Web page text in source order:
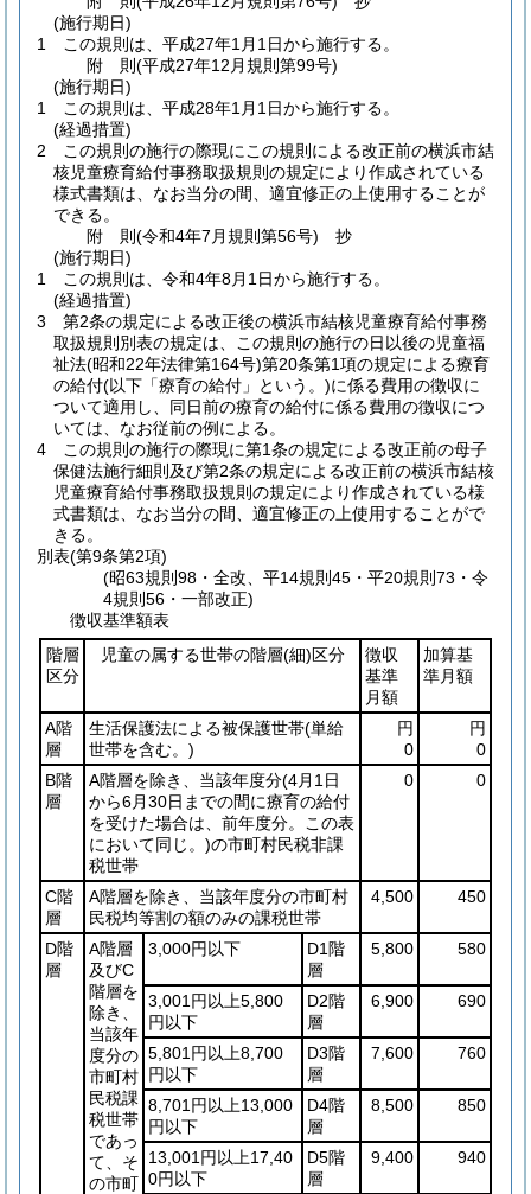
(施行期日)
1
この規則は、平成27年1月1日から施行する。
附 則(平成27年12月規則第99号)
(施行期日)
1
この規則は、平成28年1月1日から施行する。
(経過措置)
2
この規則の施行の際現にこの規則による改正前の横浜市結
核児童療育給付事務取扱規則の規定により作成されている
様式書類は、なお当分の間、適宜修正の上使用することが
できる。
附 則(令和4年7月規則第56号) 抄
(施行期日)
1
この規則は、令和4年8月1日から施行する。
(経過措置)
3
第2条の規定による改正後の横浜市結核児童療育給付事務
取扱規則別表の規定は、この規則の施行の日以後の児童福
祉法(昭和22年法律第164号)第20条第1項の規定による療育
の給付(以下「療育の給付」という。)に係る費用の徴収に
ついて適用し、同日前の療育の給付に係る費用の徴収につ
いては、なお従前の例による。
4
この規則の施行の際現に第1条の規定による改正前の母子
保健法施行細則及び第2条の規定による改正前の横浜市結核
児童療育給付事務取扱規則の規定により作成されている様
式書類は、なお当分の間、適宜修正の上使用することがで
きる。
別表(第9条第2項)
(昭63規則98・全改、平14規則45・平20規則73・令
4規則56・一部改正)
徴収基準額表
階層
区分
児童の属する世帯の階層(細)区分
徴収
基準
月額
加算基
準月額
A階
層
生活保護法による被保護世帯(単給
世帯を含む。)
円
0
円
0
B階
層
A階層を除き、当該年度分(4月1日
から6月30日までの間に療育の給付
を受けた場合は、前年度分。この表
において同じ。)の市町村民税非課
税世帯
0 0
C階
層
A階層を除き、当該年度分の市町村
民税均等割の額のみの課税世帯
4,500 450
D階
層
A階層
及びC
階層を
除き、
当該年
度分の
市町村
民税課
税世帯
であっ
て、そ
の市町
3,000円以下
D1階
層
5,800 580
3,001円以上5,800
円以下
D2階
層
6,900 690
5,801円以上8,700
円以下
D3階
層
7,600 760
8,701円以上13,000
円以下
D4階
層
8,500 850
13,001円以上17,40
0円以下
D5階
層
9,400 940